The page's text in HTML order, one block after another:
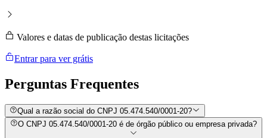
Valores e datas de publicação destas licitações
Entrar para ver grátis
Perguntas Frequentes
Qual a razão social do CNPJ 05.474.540/0001-20?
O CNPJ 05.474.540/0001-20 é de órgão público ou empresa privada?